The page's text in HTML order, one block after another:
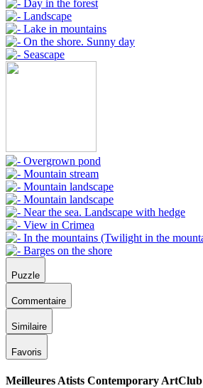
Puzzle
Commentaire
Similaire
Favoris
Meilleures Atists Contemporary ArtClub